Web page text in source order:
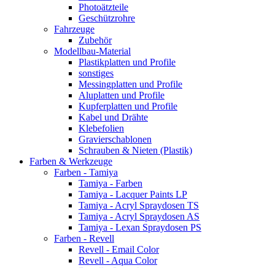
Photoätzteile
Geschützrohre
Fahrzeuge
Zubehör
Modellbau-Material
Plastikplatten und Profile
sonstiges
Messingplatten und Profile
Aluplatten und Profile
Kupferplatten und Profile
Kabel und Drähte
Klebefolien
Gravierschablonen
Schrauben & Nieten (Plastik)
Farben & Werkzeuge
Farben - Tamiya
Tamiya - Farben
Tamiya - Lacquer Paints LP
Tamiya - Acryl Spraydosen TS
Tamiya - Acryl Spraydosen AS
Tamiya - Lexan Spraydosen PS
Farben - Revell
Revell - Email Color
Revell - Aqua Color